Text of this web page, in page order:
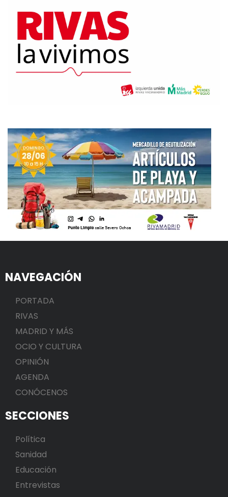
NAVEGACIÓN
PORTADA
RIVAS
MADRID Y MÁS
OCIO Y CULTURA
OPINIÓN
AGENDA
CONÓCENOS
SECCIONES
Política
Sanidad
Educación
Entrevistas